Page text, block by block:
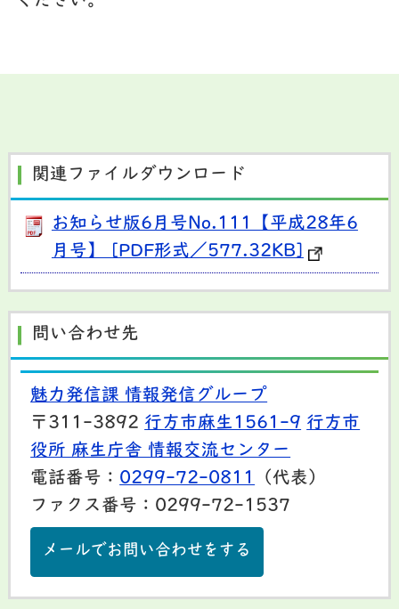
関連ファイルダウンロード
お知らせ版6月号No.111【平成28年6
月号】 [PDF形式／577.32KB]
問い合わせ先
魅力発信課 情報発信グループ
〒311-3892 行方市麻生1561-9 行方市
役所 麻生庁舎 情報交流センター
電話番号： 0299-72-0811
（代表）
ファクス番号：0299-72-1537
メールでお問い合わせをする